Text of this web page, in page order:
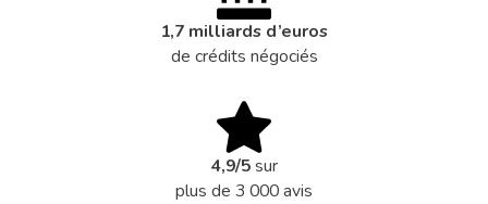
1,7 milliards d’euros
de crédits négociés
4,9/5sur
plus de 3 000 avis